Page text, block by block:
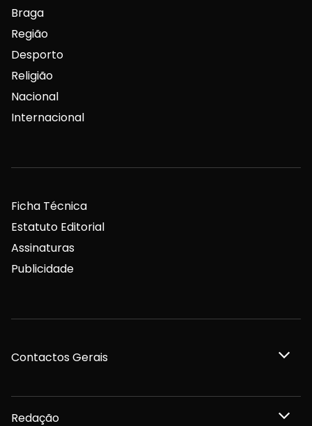
Braga
Região
Desporto
Religião
Nacional
Internacional
Ficha Técnica
Estatuto Editorial
Assinaturas
Publicidade
Contactos Gerais
Redação